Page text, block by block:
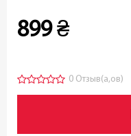
899 ₴
0 Отзыв(а,ов)